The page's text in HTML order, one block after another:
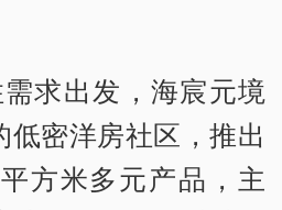
求出发，海宸元境
密洋房社区，推出
方米多元产品，主